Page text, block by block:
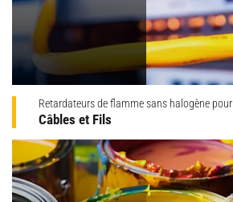
Retardateurs de flamme sans halogène pour
Câbles et Fils